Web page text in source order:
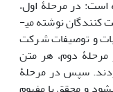
در مرحلۀ اول،
کنندگان نوشته می­
و توصیفات شرکت
مرحلۀ دوم، هر متن
سپس در مرحلۀ